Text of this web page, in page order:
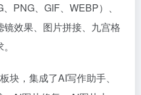
PNG、GIF、WEBP）、
效果、图片拼接、九宫格
块，集成了AI写作助手、